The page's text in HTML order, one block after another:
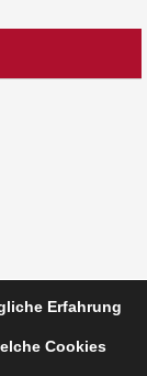
Erfahrung
Cookies